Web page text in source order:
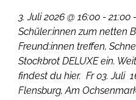
3. Juli 2026 @ 16:00 -
Schüler:innen zum netten
Freund:innen treffen,
Stockbrot DELUXE ein.
findest du hier. Fr 03. Juli
Flensburg, Am